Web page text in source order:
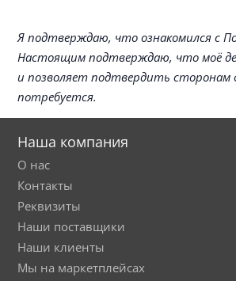
Я подтверждаю, что ознакомился с
Настоящим подтверждаю, что моё
и позволяет подтвердить сторонам
потребуется.
Наша компания
О нас
Контакты
Реквизиты
Наши поставщики
Наши клиенты
Мы на маркетплейсах